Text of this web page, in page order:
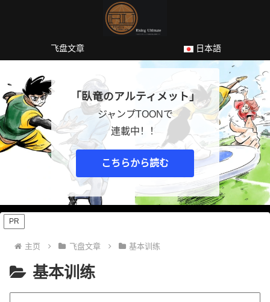
飞盘文章 日本語
「臥竜のアルティメット」
ジャンプTOONで
連載中！！
こちらから読む
PR
主页 飞盘文章 基本训练
基本训练